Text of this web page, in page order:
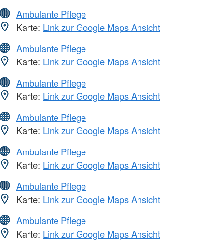
Ambulante Pflege
Karte: Link zur Google Maps Ansicht
Ambulante Pflege
Karte: Link zur Google Maps Ansicht
Ambulante Pflege
Karte: Link zur Google Maps Ansicht
Ambulante Pflege
Karte: Link zur Google Maps Ansicht
Ambulante Pflege
Karte: Link zur Google Maps Ansicht
Ambulante Pflege
Karte: Link zur Google Maps Ansicht
Ambulante Pflege
Karte: Link zur Google Maps Ansicht